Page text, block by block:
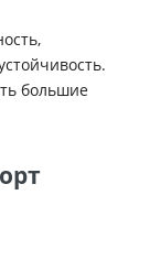
большие